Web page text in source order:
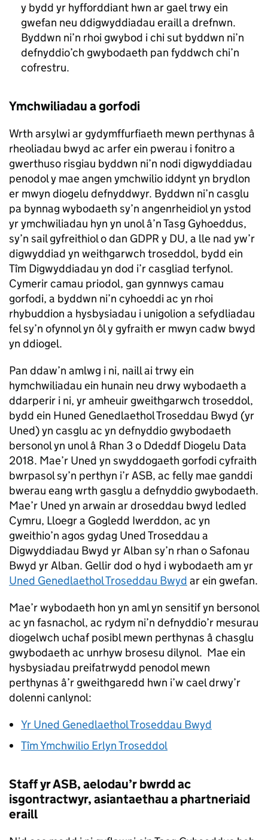
y bydd yr hyfforddiant hwn ar gael trwy ein
gwefan neu ddigwyddiadau eraill a drefnwn.
Byddwn ni’n rhoi gwybod i chi sut byddwn ni’n
defnyddio’ch gwybodaeth pan fyddwch chi’n
cofrestru.
Ymchwiliadau a gorfodi
Wrth arsylwi ar gydymffurfiaeth mewn perthynas â
rheoliadau bwyd ac arfer ein pwerau i fonitro a
gwerthuso risgiau byddwn ni’n nodi digwyddiadau
penodol y mae angen ymchwilio iddynt yn brydlon
er mwyn diogelu defnyddwyr. Byddwn ni’n casglu
pa bynnag wybodaeth sy’n angenrheidiol yn ystod
yr ymchwiliadau hyn yn unol â’n Tasg Gyhoeddus,
sy’n sail gyfreithiol o dan GDPR y DU, a lle nad yw’r
digwyddiad yn weithgarwch troseddol, bydd ein
Tîm Digwyddiadau yn dod i’r casgliad terfynol.
Cymerir camau priodol, gan gynnwys camau
gorfodi, a byddwn ni’n cyhoeddi ac yn rhoi
rhybuddion a hysbysiadau i unigolion a sefydliadau
fel sy’n ofynnol yn ôl y gyfraith er mwyn cadw bwyd
yn ddiogel.
Pan ddaw’n amlwg i ni, naill ai trwy ein
hymchwiliadau ein hunain neu drwy wybodaeth a
ddarperir i ni, yr amheuir gweithgarwch troseddol,
bydd ein Huned Genedlaethol Troseddau Bwyd (yr
Uned) yn casglu ac yn defnyddio gwybodaeth
bersonol yn unol â Rhan 3 o Ddeddf Diogelu Data
2018. Mae’r Uned yn swyddogaeth gorfodi cyfraith
bwrpasol sy’n perthyn i’r ASB, ac felly mae ganddi
bwerau eang wrth gasglu a defnyddio gwybodaeth.
Mae’r Uned yn arwain ar droseddau bwyd ledled
Cymru, Lloegr a Gogledd Iwerddon, ac yn
gweithio’n agos gydag Uned Troseddau a
Digwyddiadau Bwyd yr Alban sy’n rhan o Safonau
Bwyd yr Alban. Gellir dod o hyd i wybodaeth am yr
Uned Genedlaethol Troseddau Bwyd ar ein gwefan.
Mae’r wybodaeth hon yn aml yn sensitif yn bersonol
ac yn fasnachol, ac rydym ni’n defnyddio’r mesurau
diogelwch uchaf posibl mewn perthynas â chasglu
gwybodaeth ac unrhyw brosesu dilynol. Mae ein
hysbysiadau preifatrwydd penodol mewn
perthynas â’r gweithgaredd hwn i’w cael drwy’r
dolenni canlynol:
Yr Uned Genedlaethol Troseddau Bwyd
Tîm Ymchwilio Erlyn Troseddol
Staff yr ASB, aelodau’r bwrdd ac
isgontractwyr, asiantaethau a phartneriaid
eraill